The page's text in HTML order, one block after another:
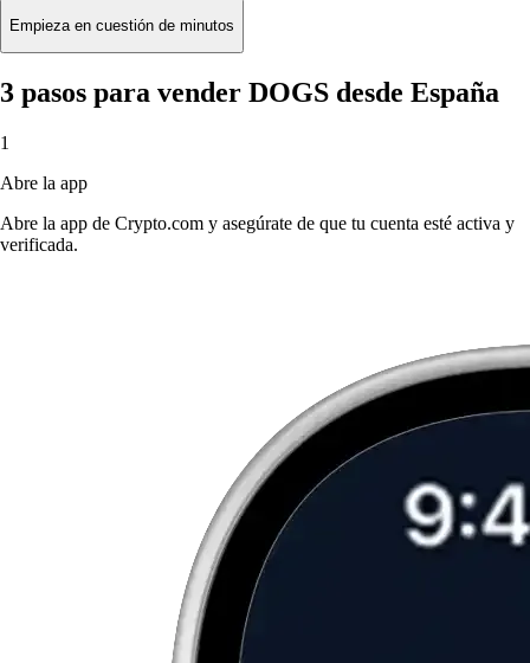
Empieza en cuestión de minutos
3 pasos para vender DOGS desde España
1
Abre la app
Abre la app de Crypto.com y asegúrate de que tu cuenta esté activa y
verificada.